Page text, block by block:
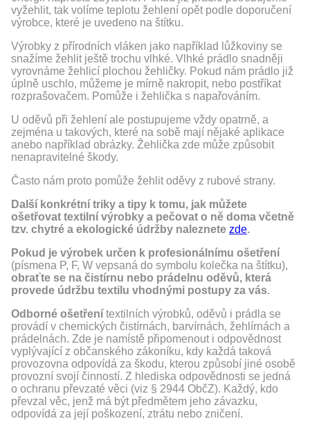
vyžehlit, tak volíme teplotu žehlení opět podle doporučení
výrobce, které je uvedeno na štítku.
Výrobky z přírodních vláken jako například lůžkoviny se
snažíme žehlit ještě trochu vlhké. Vlhké prádlo snadněji
vyrovnáme žehlicí plochou žehličky. Pokud nám prádlo již
úplně uschlo, můžeme je mírně nakropit, nebo postříkat
rozprašovačem. Pomůže i žehlička s napařováním.
U oděvů při žehlení ale postupujeme vždy opatrně, a
zejména u takových, které na sobě mají nějaké aplikace
anebo například obrázky. Žehlička zde může způsobit
nenapravitelné škody.
Často nám proto pomůže žehlit oděvy z rubové strany.
Další konkrétní triky a tipy k tomu, jak můžete
ošetřovat textilní výrobky a pečovat o ně doma včetně
tzv. chytré a ekologické údržby naleznete zde.
Pokud je výrobek určen k profesionálnímu ošetření
(písmena P, F, W vepsaná do symbolu kolečka na štítku),
obraťte se na čistírnu nebo prádelnu oděvů, která
provede údržbu textilu vhodnými postupy za vás.
Odborné ošetření textilních výrobků, oděvů i prádla se
provádí v chemických čistírnách, barvírnách, žehlírnách a
prádelnách. Zde je namístě připomenout i odpovědnost
vyplývající z občanského zákoníku, kdy každá taková
provozovna odpovídá za škodu, kterou způsobí jiné osobě
provozní svojí činností. Z hlediska odpovědnosti se jedná
o ochranu převzaté věci (viz § 2944 ObčZ). Každý, kdo
převzal věc, jenž má být předmětem jeho závazku,
odpovídá za její poškození, ztrátu nebo zničení.